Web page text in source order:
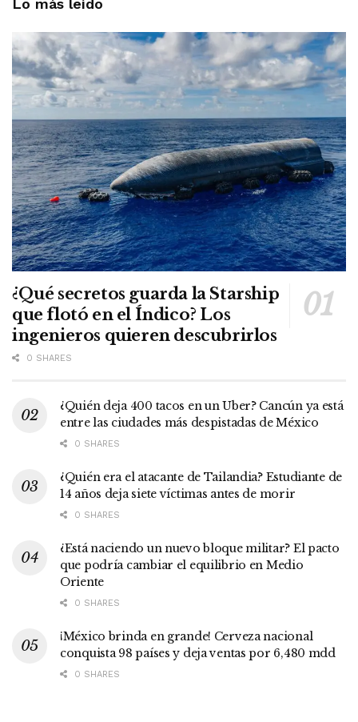
Lo más leído
¿Qué secretos guarda la Starship
que flotó en el Índico? Los
ingenieros quieren descubrirlos
0 SHARES
¿Quién deja 400 tacos en un Uber? Cancún ya está
entre las ciudades más despistadas de México
0 SHARES
¿Quién era el atacante de Tailandia? Estudiante de
14 años deja siete víctimas antes de morir
0 SHARES
¿Está naciendo un nuevo bloque militar? El pacto
que podría cambiar el equilibrio en Medio
Oriente
0 SHARES
¡México brinda en grande! Cerveza nacional
conquista 98 países y deja ventas por 6,480 mdd
0 SHARES